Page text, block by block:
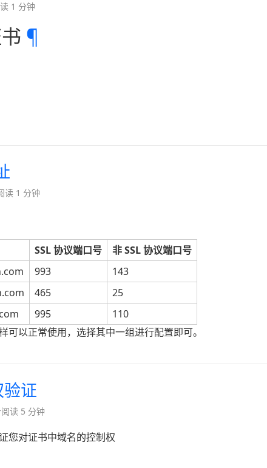
1 分钟
¶
读 1 分钟
SSL 协议端口号
非 SSL 协议端口号
993
143
465
25
995
110
可以正常使用，选择其中一组进行配置即可。
证
读 5 分钟
您对证书中域名的控制权